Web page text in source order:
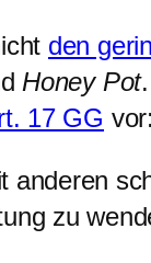
den
Honey Pot
17 GG vor:
anderen
zu